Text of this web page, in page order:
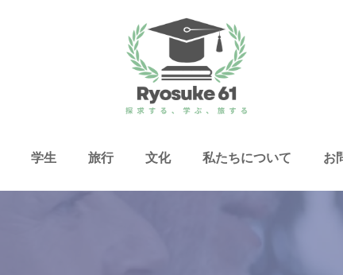
学生 旅行 文化 私たちについて お